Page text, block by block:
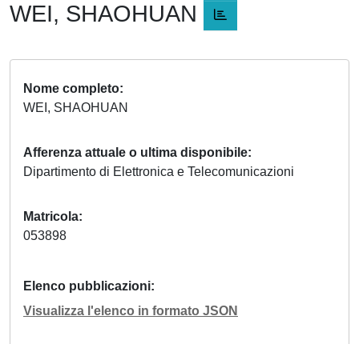
WEI, SHAOHUAN
Nome completo
WEI, SHAOHUAN
Afferenza attuale o ultima disponibile
Dipartimento di Elettronica e Telecomunicazioni
Matricola
053898
Elenco pubblicazioni
Visualizza l'elenco in formato JSON